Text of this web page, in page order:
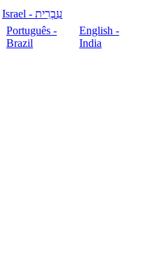
עִבְרִית - Israel
Português -
Brazil
English -
India